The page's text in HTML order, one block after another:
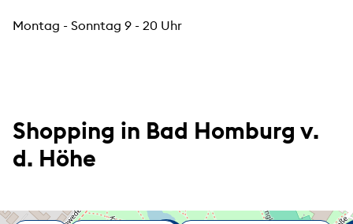
Montag - Sonntag 9 - 20 Uhr
Shopping in Bad Homburg v.
d. Höhe